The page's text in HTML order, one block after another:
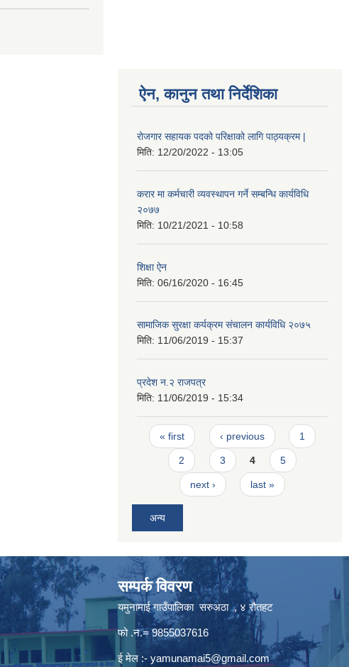
ऐन, कानुन तथा निर्देशिका
रोजगार सहायक पदको परिक्षाको लागि पाठ्यक्रम |
मिति: 12/20/2022 - 13:05
करार मा कर्मचारी व्यवस्थापन गर्ने सम्बन्धि कार्यविधि
२०७७
मिति: 10/21/2021 - 10:58
शिक्षा ऐन
मिति: 06/16/2020 - 16:45
सामाजिक सुरक्षा कर्यक्रम संचालन कार्यविधि २०७५
मिति: 11/06/2019 - 15:37
प्रदेश न.२ राजपत्र
मिति: 11/06/2019 - 15:34
Pages
« first ‹ previous 1
2 3 4 5
next › last »
अन्य
सम्पर्क विवरण
यमुनामाई गाउँपालिका सरुअठा , ४ रौतहट
फो .न.= 9855037616
ई मेल :- yamunamai5@gmail.com